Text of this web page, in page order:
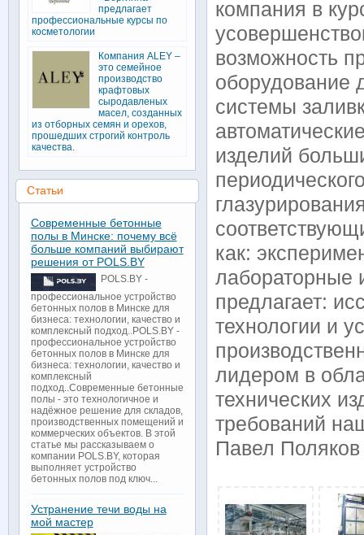
компания в
возможность
оборудование
системы
изделий
как:
лабораторные
предлагает:
технологии и
лидером в
технических
требований
Павел Поляков
предлагает
профессиональные курсы по
косметологии
Компания ALEY –
это семейное
производство
крафтовых
сыродавленых
масел, созданных
из отборных семян и орехов,
прошедших строгий контроль
качества.
Статьи
Современные бетонные
полы в Минске: почему всё
больше компаний выбирают
решения от POLS.BY
POLS.BY -
профессиональное устройство
бетонных полов в Минске для
бизнеса: технологии, качество и
комплексный подход..POLS.BY -
профессиональное устройство
бетонных полов в Минске для
бизнеса: технологии, качество и
комплексный
подход..Современные бетонные
полы - это технологичное и
надёжное решение для складов,
производственных помещений и
коммерческих объектов. В этой
статье мы рассказываем о
компании POLS.BY, которая
выполняет устройство
бетонных полов под ключ...
Устранение течи воды на
мой мастер